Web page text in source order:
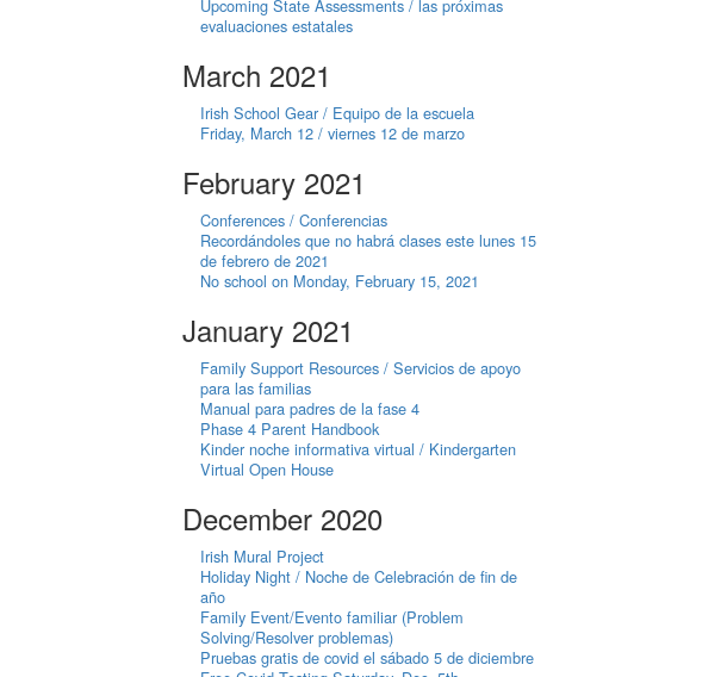
Upcoming State Assessments / las próximas
evaluaciones estatales
March 2021
Irish School Gear / Equipo de la escuela
Friday, March 12 / viernes 12 de marzo
February 2021
Conferences / Conferencias
Recordándoles que no habrá clases este lunes 15
de febrero de 2021
No school on Monday, February 15, 2021
January 2021
Family Support Resources / Servicios de apoyo
para las familias
Manual para padres de la fase 4
Phase 4 Parent Handbook
Kinder noche informativa virtual / Kindergarten
Virtual Open House
December 2020
Irish Mural Project
Holiday Night / Noche de Celebración de fin de
año
Family Event/Evento familiar (Problem
Solving/Resolver problemas)
Pruebas gratis de covid el sábado 5 de diciembre